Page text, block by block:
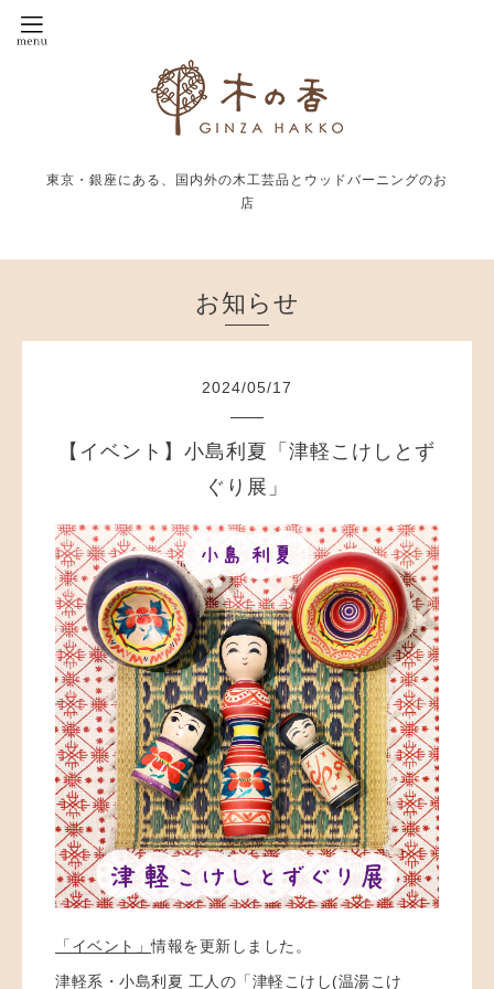
東京・銀座にある、国内外の木工芸品とウッドバーニングのお
店
お知らせ
2024/05/17
【イベント】小島利夏「津軽こけしとず
ぐり展」
「イベント」情報を更新しました。
津軽系・小島利夏 工人の「津軽こけし(温湯こけ